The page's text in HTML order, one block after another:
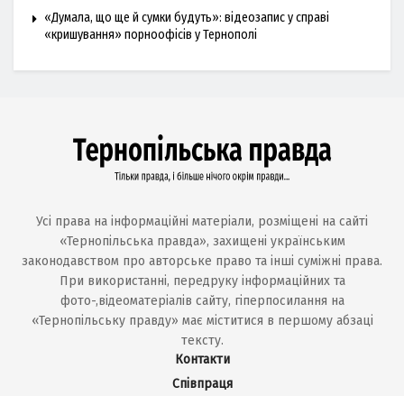
«Думала, що ще й сумки будуть»: відеозапис у справі
«кришування» порноофісів у Тернополі
Усі права на інформаційні матеріали, розміщені на сайті
«Тернопільська правда», захищені українським
законодавством про авторське право та інші суміжні права.
При використанні, передруку інформаційних та
фото-,відеоматеріалів сайту, гіперпосилання на
«Тернопільську правду» має міститися в першому абзаці
тексту.
Контакти
Співпраця